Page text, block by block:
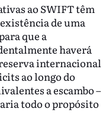
ao SWIFT têm
de uma
que a
haverá
internacional
ao longo do
a escambo –
todo o propósito